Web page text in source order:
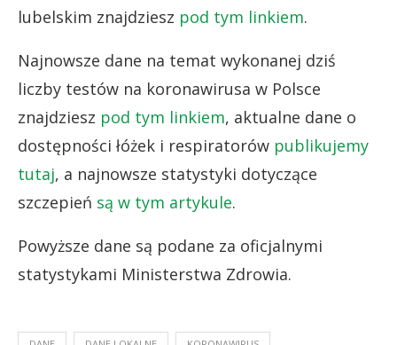
lubelskim znajdziesz pod tym linkiem.
Najnowsze dane na temat wykonanej dziś
liczby testów na koronawirusa w Polsce
znajdziesz pod tym linkiem, aktualne dane o
dostępności łóżek i respiratorów publikujemy
tutaj, a najnowsze statystyki dotyczące
szczepień są w tym artykule.
Powyższe dane są podane za oficjalnymi
statystykami Ministerstwa Zdrowia.